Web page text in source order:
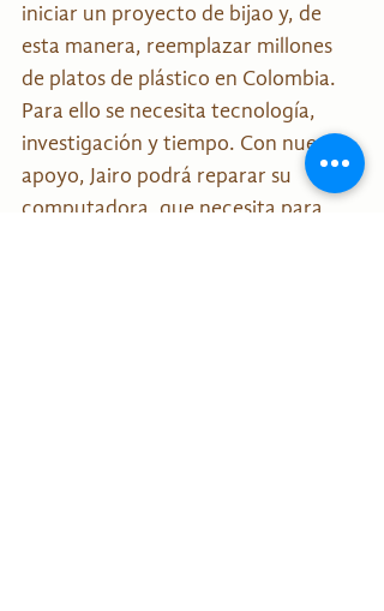
iniciar un proyecto de bijao y, de
esta manera, reemplazar millones
de platos de plástico en Colombia.
Para ello se necesita tecnología,
investigación y tiempo. Con nuestro
apoyo, Jairo podrá reparar su
computadora, que necesita para